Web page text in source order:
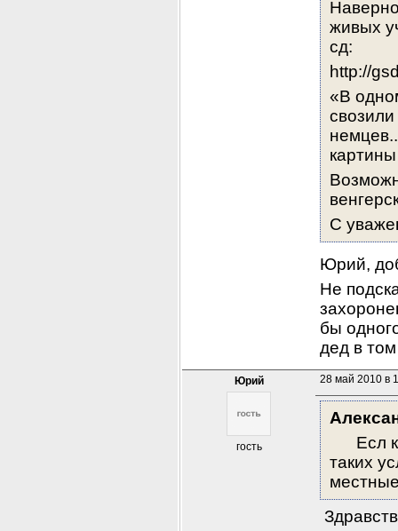
живых
сд:
http://
«В
С
Юрий,
Не
бы
дед в
Юрий
гость
28 май 2010 в
Есл
таких